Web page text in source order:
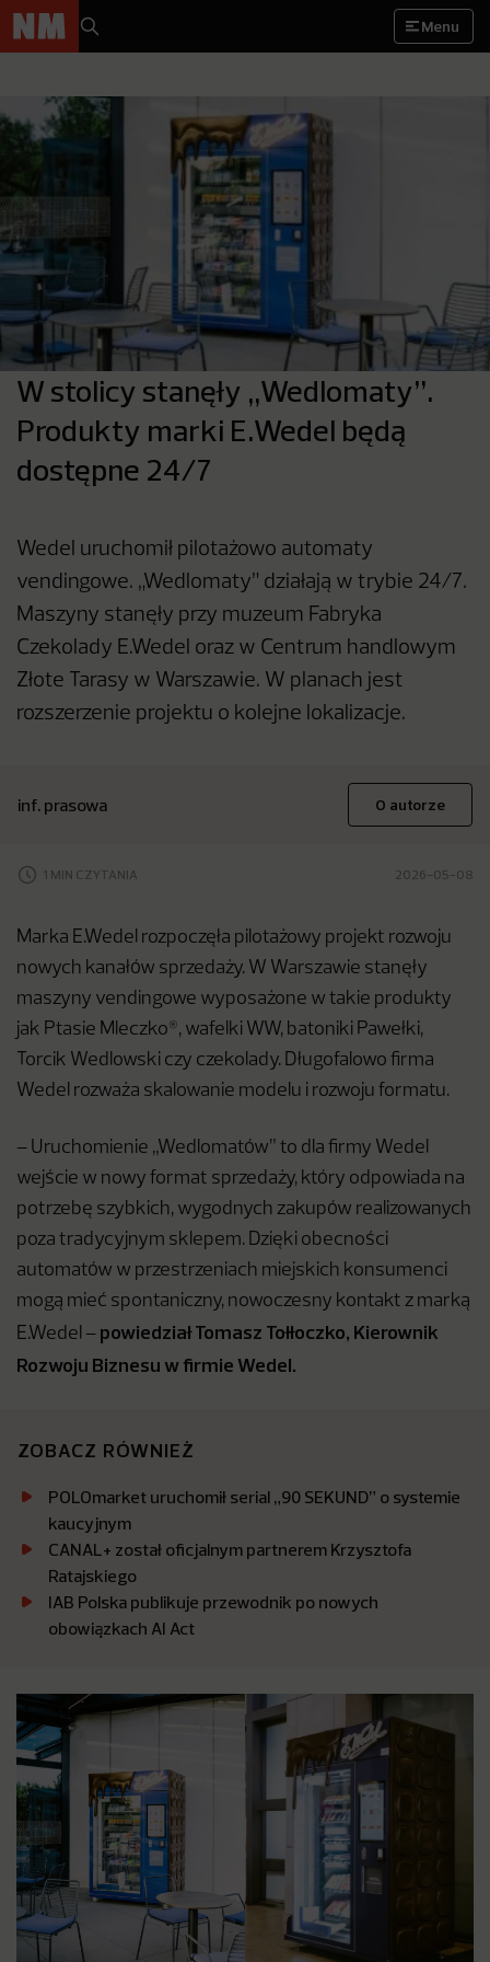
Menu
W stolicy stanęły „Wedlomaty”.
Produkty marki E.Wedel będą
dostępne 24/7
Wedel uruchomił pilotażowo automaty
vendingowe. „Wedlomaty” działają w trybie 24/7.
Maszyny stanęły przy muzeum Fabryka
Czekolady E.Wedel oraz w Centrum handlowym
Złote Tarasy w Warszawie. W planach jest
rozszerzenie projektu o kolejne lokalizacje.
inf. prasowa O autorze
1 MIN CZYTANIA 2026-05-08
Marka E.Wedel rozpoczęła pilotażowy projekt rozwoju
nowych kanałów sprzedaży. W Warszawie stanęły
maszyny vendingowe wyposażone w takie produkty
jak Ptasie Mleczko®, wafelki WW, batoniki Pawełki,
Torcik Wedlowski czy czekolady. Długofalowo firma
Wedel rozważa skalowanie modelu i rozwoju formatu.
– Uruchomienie „Wedlomatów” to dla firmy Wedel
wejście w nowy format sprzedaży, który odpowiada na
potrzebę szybkich, wygodnych zakupów realizowanych
poza tradycyjnym sklepem. Dzięki obecności
automatów w przestrzeniach miejskich konsumenci
mogą mieć spontaniczny, nowoczesny kontakt z marką
E.Wedel – powiedziałTomasz Tołłoczko, Kierownik
Rozwoju Biznesu w firmie Wedel.
ZOBACZ RÓWNIEŻ
POLOmarket uruchomił serial „90 SEKUND” o systemie
kaucyjnym
CANAL+ został oficjalnym partnerem Krzysztofa
Ratajskiego
IAB Polska publikuje przewodnik po nowych
obowiązkach AI Act